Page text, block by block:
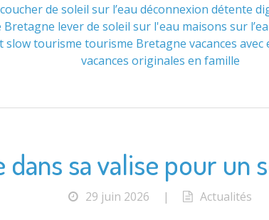
coucher de soleil sur l’eau déconnexion détente
Bretagne lever de soleil sur l'eau maisons sur
slow tourisme tourisme Bretagne vacances
vacances originales en famille
sa valise pour un
29 juin 2026 | Actualités